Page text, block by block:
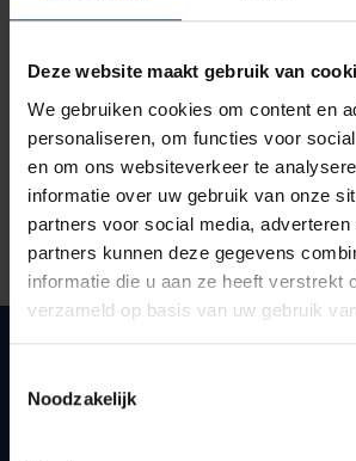
Deze website maakt gebruik van
We gebruiken cookies om content en
personaliseren, om functies voor
en om ons websiteverkeer te
informatie over uw gebruik van onze
partners voor social media,
partners kunnen deze gegevens
informatie die u aan ze heeft verstrekt
verzameld op basis van uw gebruik
Noodzakelijk
Quick links